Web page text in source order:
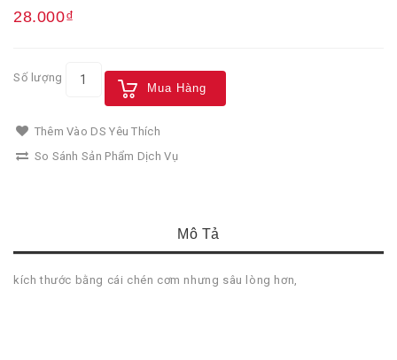
28.000₫
Số lượng
Mua Hàng
Thêm Vào DS Yêu Thích
So Sánh Sản Phẩm Dịch Vụ
Mô Tả
kích thước bằng cái chén cơm nhưng sâu lòng hơn,